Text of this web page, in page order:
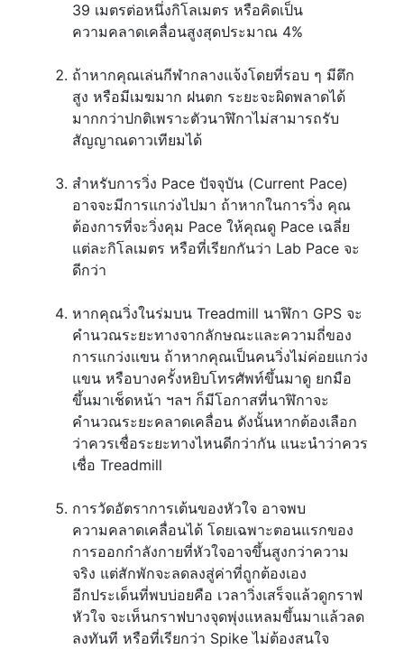
39 เมตรต่อหนึ่งกิโลเมตร หรือคิดเป็น
ความคลาดเคลื่อนสูงสุดประมาณ 4%
ถ้าหากคุณเล่นกีฬากลางแจ้งโดยที่รอบ ๆ มีตึก
สูง หรือมีเมฆมาก ฝนตก ระยะจะผิดพลาดได้
มากกว่าปกติเพราะตัวนาฬิกาไม่สามารถรับ
สัญญาณดาวเทียมได้
สำหรับการวิ่ง Pace ปัจจุบัน (Current Pace)
อาจจะมีการแกว่งไปมา ถ้าหากในการวิ่ง คุณ
ต้องการที่จะวิ่งคุม Pace ให้คุณดู Pace เฉลี่ย
แต่ละกิโลเมตร หรือที่เรียกกันว่า Lab Pace จะ
ดีกว่า
หากคุณวิ่งในร่มบน Treadmill นาฬิกา GPS จะ
คำนวณระยะทางจากลักษณะและความถี่ของ
การแกว่งแขน ถ้าหากคุณเป็นคนวิ่งไม่ค่อยแกว่ง
แขน หรือบางครั้งหยิบโทรศัพท์ขึ้นมาดู ยกมือ
ขึ้นมาเช็ดหน้า ฯลฯ ก็มีโอกาสที่นาฬิกาจะ
คำนวณระยะคลาดเคลื่อน ดังนั้นหากต้องเลือก
ว่าควรเชื่อระยะทางไหนดีกว่ากัน แนะนำว่าควร
เชื่อ Treadmill
การวัดอัตราการเต้นของหัวใจ อาจพบ
ความคลาดเคลื่อนได้ โดยเฉพาะตอนแรกของ
การออกกำลังกายที่หัวใจอาจขึ้นสูงกว่าความ
จริง แต่สักพักจะลดลงสู่ค่าที่ถูกต้องเอง
อีกประเด็นที่พบบ่อยคือ เวลาวิ่งเสร็จแล้วดูกราฟ
หัวใจ จะเห็นกราฟบางจุดพุ่งแหลมขึ้นมาแล้วลด
ลงทันที หรือที่เรียกว่า Spike ไม่ต้องสนใจ